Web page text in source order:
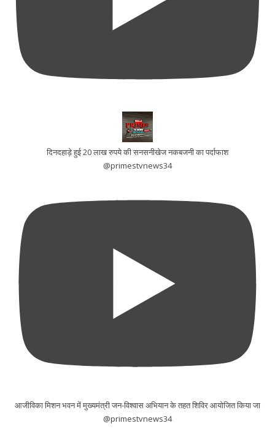
दिनदहाड़े हुई 20 लाख रुपये की सनसनीखेज नकबजनी का पर्दाफाश
@primestvnews34
आजीविका मिशन भवन में मुख्यमंत्री जन-विश्वास अभियान के तहत शिविर आयोजित किया जा
@primestvnews34